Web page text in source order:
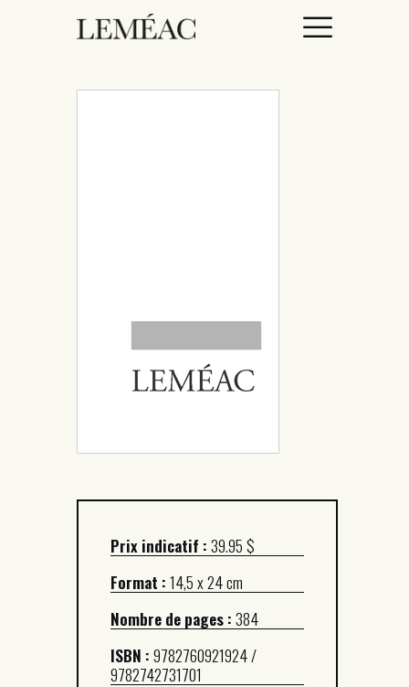
À PROPOS
Prix indicatif :39.95 $
Format :14,5 x 24 cm
Nombre de pages :384
ISBN :9782760921924 /
9782742731701